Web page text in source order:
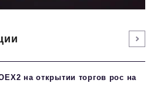
на открытии торгов рос на